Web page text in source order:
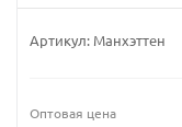
Артикул: Манхэттен
Оптовая цена